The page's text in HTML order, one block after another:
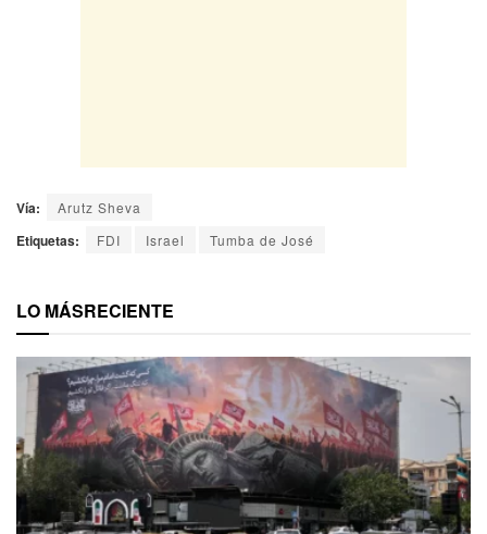
Vía: Arutz Sheva
Etiquetas: FDI Israel Tumba de José
LO MÁSRECIENTE